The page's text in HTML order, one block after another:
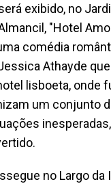
exibido, no
"Hotel
comédia
Athayde
lisboeta, onde
um conjunto
no Largo da